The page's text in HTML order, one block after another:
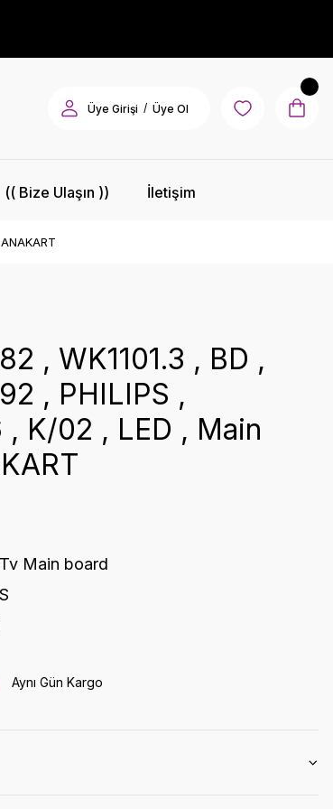
Üye Girişi / Üye Ol
(( Bize Ulaşın )) İletişim
, WK1101.3 , BD ,
, PHILIPS ,
K/02 , LED , Main
Main board
Aynı Gün Kargo